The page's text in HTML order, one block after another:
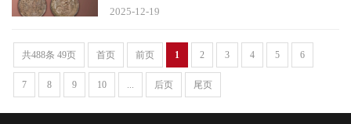
19
2025-12
共488条 49页 首页 前页 1 2 3 4 5 6
7 8 9 10 ... 后页 尾页